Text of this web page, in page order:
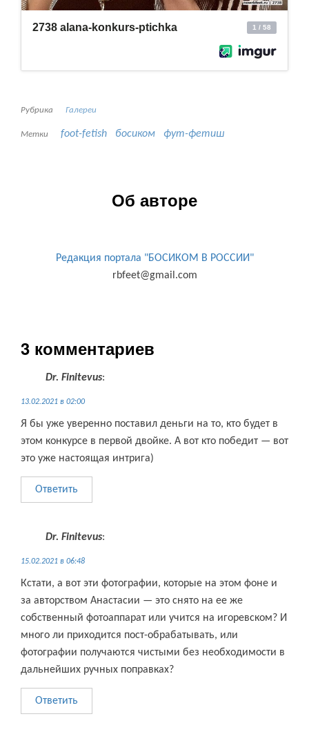
Рубрика Галереи
Метки foot-fetish босиком фут-фетиш
Об авторе
Редакция портала "БОСИКОМ В РОССИИ"
rbfeet@gmail.com
3 комментариев
Dr. Finitevus:
13.02.2021 в 02:00
Я бы уже уверенно поставил деньги на то, кто будет в
этом конкурсе в первой двойке. А вот кто победит — вот
это уже настоящая интрига)
Ответить
Dr. Finitevus:
15.02.2021 в 06:48
Кстати, а вот эти фотографии, которые на этом фоне и
за авторством Анастасии — это снято на ее же
собственный фотоаппарат или учится на игоревском? И
много ли приходится пост-обрабатывать, или
фотографии получаются чистыми без необходимости в
дальнейших ручных поправках?
Ответить